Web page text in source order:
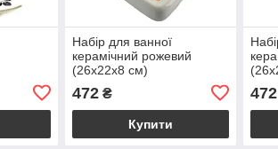
Набір для ванної
керамічний рожевий
(26х22х8 см)
472₴
Купити
472